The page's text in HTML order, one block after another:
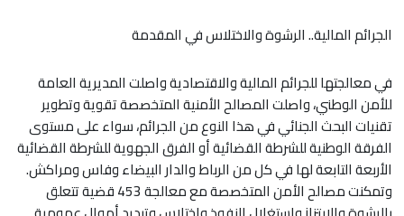
الجرائم المالية.. الرشوة والاختلاس في المقدمة
في معالجتها للجرائم المالية والاقتصادية واصلت المديرية العامة
للأمن الوطني، واصلت المصالح الأمنية المتخصصة تقوية وتطوير
تقنيات البحث الجنائي في هذا النوع من الجرائم، سواء على مستوى
الفرقة الوطنية للشرطة القضائية أو الفرق الجهوية للشرطة القضائية
الأربعة التابعة لها في كل من الرباط والدار البيضاء وفاس ومراكش.
وتمكنت مصالح الأمن المتخصصة مع معالجة 453 قضية تتعلق